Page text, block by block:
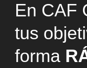
En CAF
tus
forma